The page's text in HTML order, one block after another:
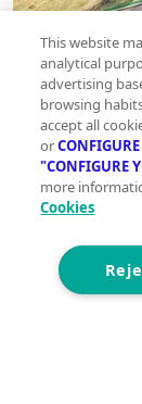
This website
analytical
advertising
browsing
accept all
orCONFIGURE
"CONFIGURE
more
Cookies